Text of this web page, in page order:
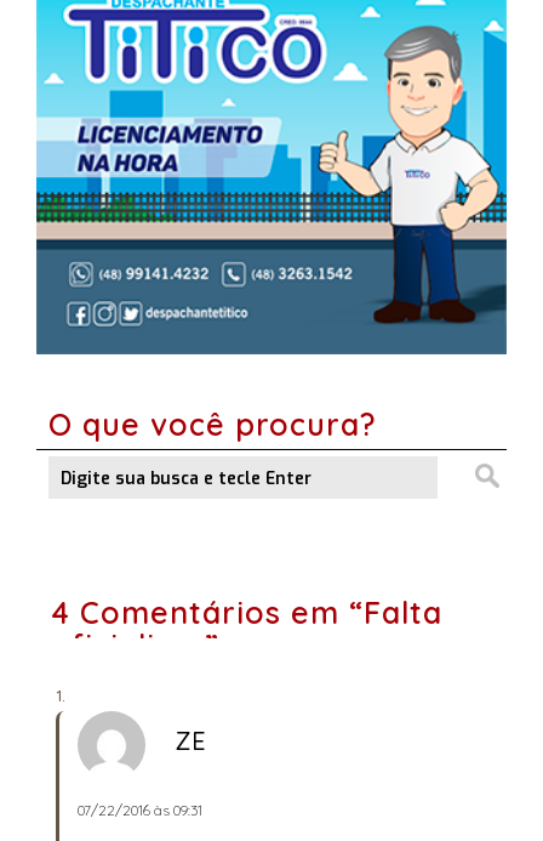
O que você procura?
4 Comentários em “Falta
oficializar”
ZE
07/22/2016 às 09:31